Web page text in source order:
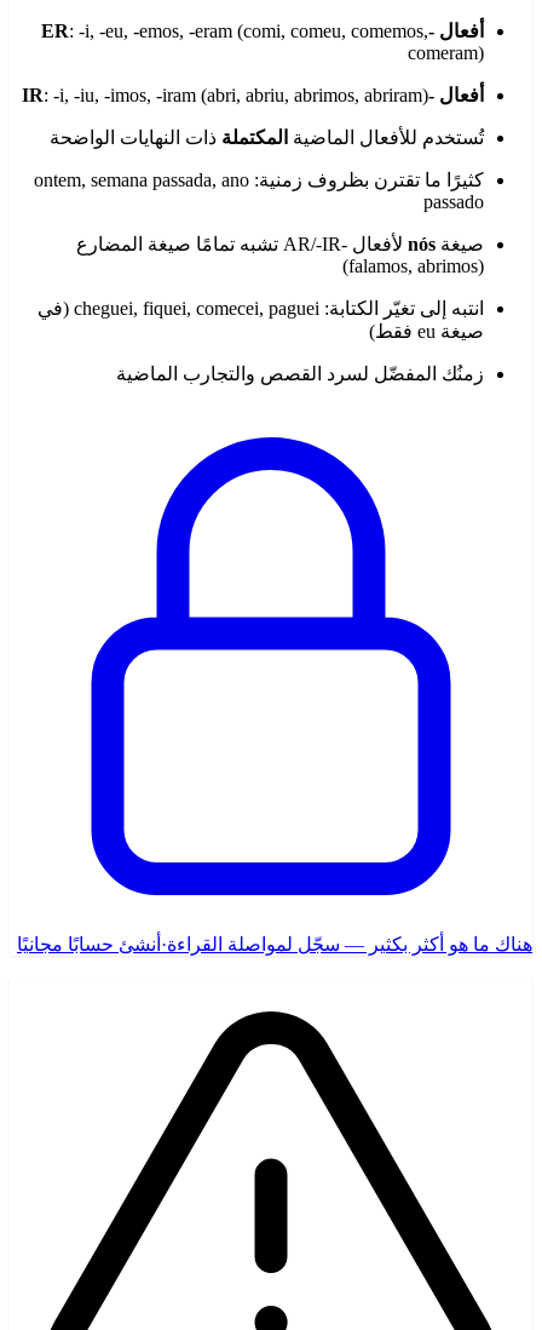
أفعال -ER: -i, -eu, -emos, -eram (comi, comeu, comemos,
comeram)
أفعال -IR: -i, -iu, -imos, -iram (abri, abriu, abrimos, abriram)
تُستخدم للأفعال الماضية المكتملة ذات النهايات الواضحة
كثيرًا ما تقترن بظروف زمنية: ontem, semana passada, ano
passado
صيغة nós
لأفعال -AR/-IR تشبه تمامًا صيغة المضارع
(falamos, abrimos)
انتبه إلى تغيّر الكتابة: cheguei, fiquei, comecei, paguei (في
صيغة eu فقط)
زمنُك المفضّل لسرد القصص والتجارب الماضية
هناك ما هو أكثر بكثير — سجّل لمواصلة القراءة· أنشئ حسابًا مجانيًا